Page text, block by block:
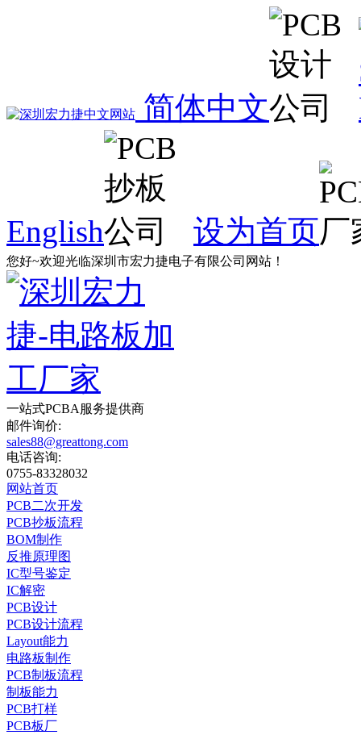
简体中文
English 设为首页
您好~欢迎光临深圳市宏力捷电子有限公司网站！
一站式PCBA 服务提供商
邮件询价:
sales88@greattong.com
电话咨询:
0755-83328032
网站首页
PCB二次开发
PCB抄板流程
BOM制作
反推原理图
IC型号鉴定
IC解密
PCB设计
PCB设计流程
Layout能力
电路板制作
PCB制板流程
制板能力
PCB打样
PCB板厂